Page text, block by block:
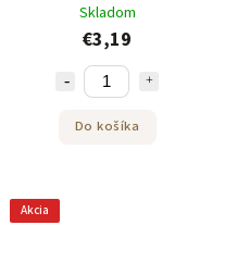
Skladom
€3,19
Do košíka
Akcia